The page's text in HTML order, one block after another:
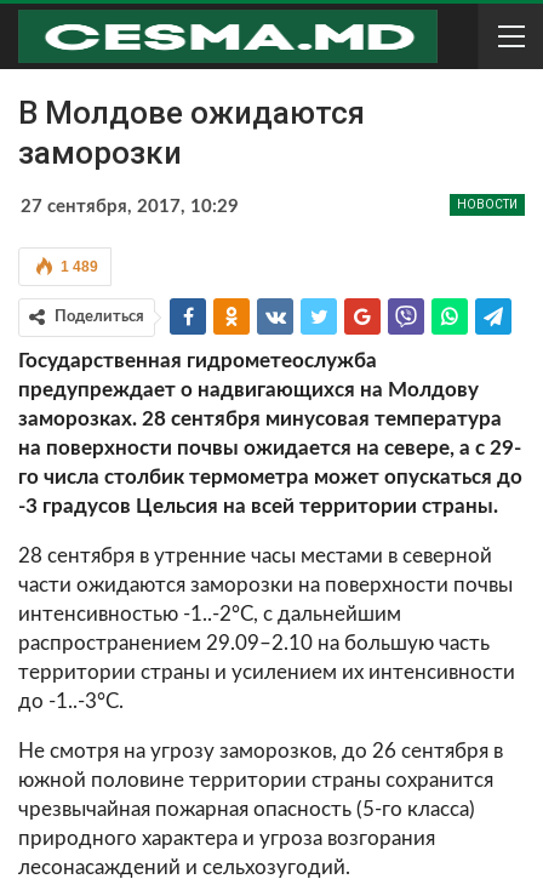
В Молдове ожидаются
заморозки
НОВОСТИ
27 сентября, 2017, 10:29
1 489
Поделиться
Государственная гидрометеослужба
предупреждает о надвигающихся на Молдову
заморозках. 28 сентября минусовая температура
на поверхности почвы ожидается на севере, а с 29-
го числа столбик термометра может опускаться до
-3 градусов Цельсия на всей территории страны.
28 сентября в утренние часы местами в северной
части ожидаются заморозки на поверхности почвы
интенсивностью -1..-2°С, с дальнейшим
распространением 29.09–2.10 на большую часть
территории страны и усилением их интенсивности
до -1..-3°С.
Не смотря на угрозу заморозков, до 26 сентября в
южной половине территории страны сохранится
чрезвычайная пожарная опасность (5-го класса)
природного характера и угроза возгорания
лесонасаждений и сельхозугодий.